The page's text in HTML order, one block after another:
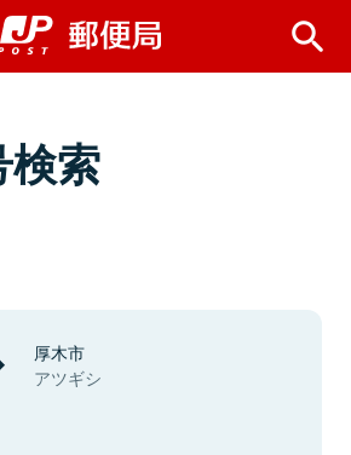
索
厚木市
アツギシ